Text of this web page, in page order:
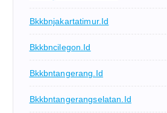
Bkkbnjakartatimur.id
Bkkbncilegon.id
Bkkbntangerang.id
Bkkbntangerangselatan.id